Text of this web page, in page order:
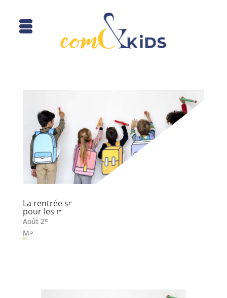
La rentrée scolaire : un moment stratégique
pour les marques qui s’adressent aux familles
Août 25, 2025
Marketing d'influence